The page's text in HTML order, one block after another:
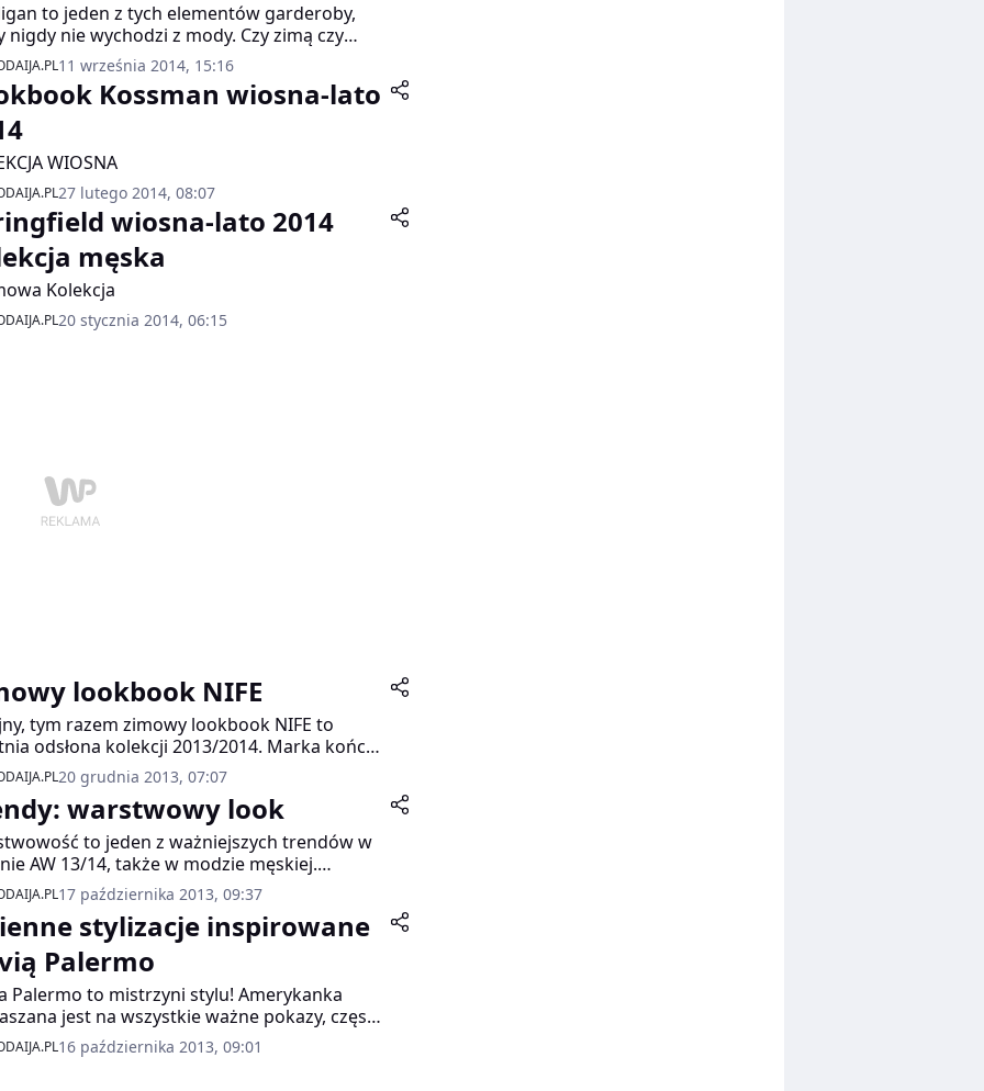
to jeden z tych elementów garderoby,
nigdy nie wychodzi z mody. Czy zimą czy
zawsze warto mieć je w swojej szafie.
11 września 2014, 15:16
Kossman wiosna-lato
WIOSNA
27 lutego 2014, 08:07
wiosna-lato 2014
męska
Kolekcja
20 stycznia 2014, 06:15
lookbook NIFE
tym razem zimowy lookbook NIFE to
odsłona kolekcji 2013/2014. Marka kończy
świątecznym akcentem w postaci linii
i klasycznych dzianin oraz wizytowych
20 grudnia 2013, 07:07
warstwowy look
to jeden z ważniejszych trendów w
AW 13/14, także w modzie męskiej.
na sobie kilku ubrań na raz sprawia, że
jesteśmy przygotowani na każdą
sytuację, ale i pozwala w jednej
zmiksować najciekawsze wzory sezonu.
takich warstwowych rozwiązań mogą
swetry – oryginalne modele dzianin
w sklepach River Island.
17 października 2013, 09:37
stylizacje inspirowane
Palermo
Palermo to mistrzyni stylu! Amerykanka
jest na wszystkie ważne pokazy, często
w pierwszym rzędzie, a jej przemyślane
nie tylko te z czerwonego dywanu,
16 października 2013, 09:01